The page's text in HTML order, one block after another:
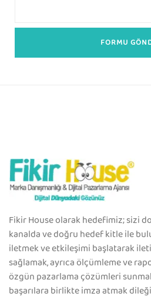
Fikir House olarak hedefimiz; sizi
kanalda ve doğru hedef kitle ile
iletmek ve etkileşimi başlatarak
sağlamak, ayrıca ölçümleme ve
özgün pazarlama çözümleri
başarılara birlikte imza atmak